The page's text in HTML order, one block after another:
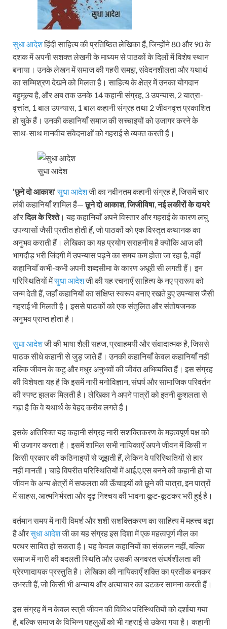
सुधा आदेशहिंदी साहित्य की प्रतिष्ठित लेखिका हैं, जिन्होंने 80 और 90 के
दशक में अपनी सशक्त लेखनी के माध्यम से पाठकों के दिलों में विशेष स्थान
बनाया। उनके लेखन में समाज की गहरी समझ, संवेदनशीलता और यथार्थ
का सम्मिश्रण देखने को मिलता है। साहित्य के क्षेत्र में उनका योगदान
बहुमूल्य है, और अब तक उनके 14 कहानी संग्रह, 3 उपन्यास, 2 यात्रा-
वृत्तांत, 1 बाल उपन्यास, 1 बाल कहानी संग्रह तथा 2 जीवनवृत्त प्रकाशित
हो चुके हैं। उनकी कहानियाँ समाज की सच्चाइयों को उजागर करने के
साथ-साथ मानवीय संवेदनाओं को गहराई से व्यक्त करती हैं।
सुधा आदेश
‘छूने दो आकाश’ सुधा आदेशजी का नवीनतम कहानी संग्रह है, जिसमें चार
लंबी कहानियाँ शामिल हैं—छूने दो आकाश,जिजीविषा,नई लकीरों के दायरे
औरदिल के रिश्ते। यह कहानियाँ अपने विस्तार और गहराई के कारण लघु
उपन्यासों जैसी प्रतीत होती हैं, जो पाठकों को एक विस्तृत कथानक का
अनुभव कराती हैं। लेखिका का यह प्रयोग सराहनीय है क्योंकि आज की
भागदौड़ भरी जिंदगी में उपन्यास पढ़ने का समय कम होता जा रहा है, वहीं
कहानियाँ कभी-कभी अपनी शब्दसीमा के कारण अधूरी सी लगती हैं। इन
परिस्थितियों मेंसुधा आदेशजी की यह रचनाएँ साहित्य के नए प्रारूप को
जन्म देती हैं, जहाँ कहानियों का संक्षिप्त स्वरूप बनाए रखते हुए उपन्यास जैसी
गहराई भी मिलती है। इससे पाठकों को एक संतुलित और संतोषजनक
अनुभव प्राप्त होता है।
सुधा आदेशजी की भाषा शैली सहज, प्रवाहमयी और संवादात्मक है, जिससे
पाठक सीधे कहानी से जुड़ जाते हैं। उनकी कहानियाँ केवल कहानियाँ नहीं
बल्कि जीवन के कटु और मधुर अनुभवों की जीवंत अभिव्यक्ति हैं। इस संग्रह
की विशेषता यह है कि इसमें नारी मनोविज्ञान, संघर्ष और सामाजिक परिवर्तन
की स्पष्ट झलक मिलती है। लेखिका ने अपने पात्रों को इतनी कुशलता से
गढ़ा है कि वे यथार्थ के बेहद करीब लगते हैं।
इसके अतिरिक्त यह कहानी संग्रह नारी सशक्तिकरण के महत्वपूर्ण पक्ष को
भी उजागर करता है। इसमें शामिल सभी नायिकाएँ अपने जीवन में किसी न
किसी प्रकार की कठिनाइयों से जूझती हैं, लेकिन वे परिस्थितियों से हार
नहीं मानतीं। चाहे विपरीत परिस्थितियों में आई.ए.एस बनने की कहानी हो या
जीवन के अन्य क्षेत्रों में सफलता की ऊँचाइयों को छूने की यात्रा, इन पात्रों
में साहस, आत्मनिर्भरता और दृढ़ निश्चय की भावना कूट-कूटकर भरी हुई है।
वर्तमान समय में नारी विमर्श और शशी सशक्तिकरण का साहित्य में महत्त्व बढ़ा
है औरसुधा आदेशजी का यह संग्रह इस दिशा में एक महत्वपूर्ण मील का
पत्थर साबित हो सकता है। यह केवल कहानियों का संकलन नहीं, बल्कि
समाज में नारी की बदलती स्थिति और उसकी अनवरत संघर्षशीलता की
प्रेरणादायक प्रस्तुति है। लेखिका की नायिकाएँ शक्ति का प्रतीक बनकर
उभरती हैं, जो किसी भी अन्याय और अत्याचार का डटकर सामना करती हैं।
इस संग्रह में न केवल स्त्री जीवन की विविध परिस्थितियों को दर्शाया गया
है, बल्कि समाज के विभिन्न पहलुओं को भी गहराई से उकेरा गया है। कहानी